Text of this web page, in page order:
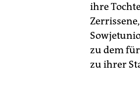
ihre
zu dem
zu ihrer